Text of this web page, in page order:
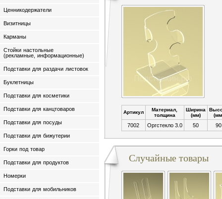
Ценникодержатели
Визитницы
Карманы
Стойки настольные
(рекламные, информационные)
Подставки для раздачи листовок
Буклетницы
Подставки для косметики
Подставки для канцтоваров
Подставки для посуды
Подставки для бижутерии
Горки под товар
Подставки для продуктов
Номерки
Подставки для мобильников
Артикул
Материал,
толщина
Ширина
(мм)
7002 Оргстекло 3.0 50 90
Случайные товары